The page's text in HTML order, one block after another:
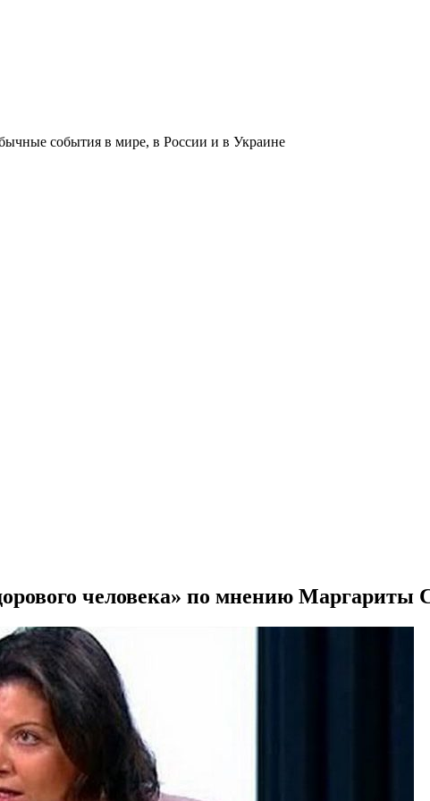
события в мире, в России и в Украине
человека» по мнению Маргариты